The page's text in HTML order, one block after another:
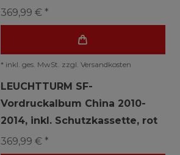
369,99 € *
* inkl. ges. MwSt. zzgl. Versandkosten
LEUCHTTURM SF-
Vordruckalbum China 2010-
2014, inkl. Schutzkassette, rot
369,99 € *